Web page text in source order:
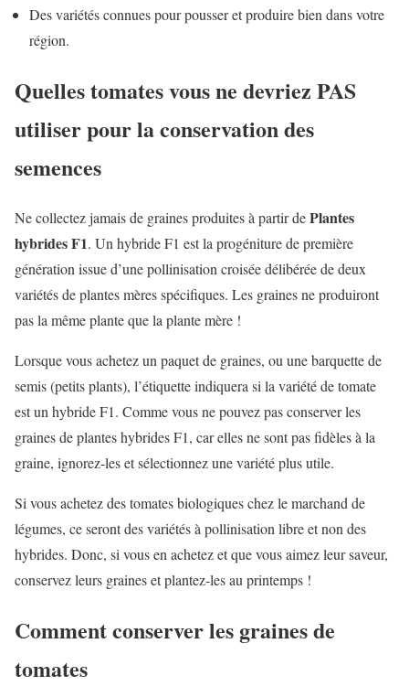
Des variétés connues pour pousser et produire bien dans votre
région.
Quelles tomates vous ne devriez PAS
utiliser pour la conservation des
semences
Ne collectez jamais de graines produites à partir dePlantes
hybrides F1. Un hybride F1 est la progéniture de première
génération issue d’une pollinisation croisée délibérée de deux
variétés de plantes mères spécifiques. Les graines ne produiront
pas la même plante que la plante mère !
Lorsque vous achetez un paquet de graines, ou une barquette de
semis (petits plants), l’étiquette indiquera si la variété de tomate
est un hybride F1. Comme vous ne pouvez pas conserver les
graines de plantes hybrides F1, car elles ne sont pas fidèles à la
graine, ignorez-les et sélectionnez une variété plus utile.
Si vous achetez des tomates biologiques chez le marchand de
légumes, ce seront des variétés à pollinisation libre et non des
hybrides. Donc, si vous en achetez et que vous aimez leur saveur,
conservez leurs graines et plantez-les au printemps !
Comment conserver les graines de
tomates